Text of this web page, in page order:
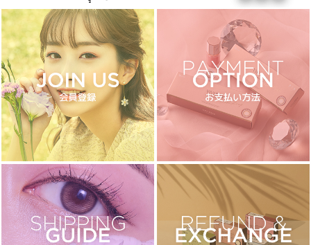
1 Day
2 Weeks
1 Month
3~6 Months
よりどりキット
カラー
ブラウン
チョコ
グレー
ブラック
ヘーゼル
グリーン
ブルー
透明
乱視用